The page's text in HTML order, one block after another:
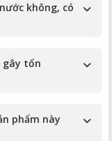
nước không, có
gây tổn
phẩm này